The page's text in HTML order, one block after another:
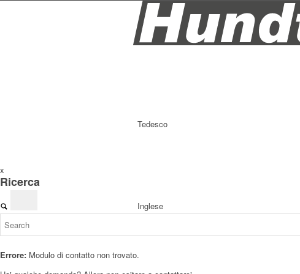
Tedesco
Inglese
x
Ricerca
Errore: Modulo di contatto non trovato.